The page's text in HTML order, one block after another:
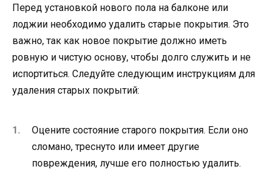
Перед установкой нового пола на балконе или
лоджии необходимо удалить старые покрытия. Это
важно, так как новое покрытие должно иметь
ровную и чистую основу, чтобы долго служить и не
испортиться. Следуйте следующим инструкциям для
удаления старых покрытий:
Оцените состояние старого покрытия. Если оно
сломано, треснуто или имеет другие
повреждения, лучше его полностью удалить.